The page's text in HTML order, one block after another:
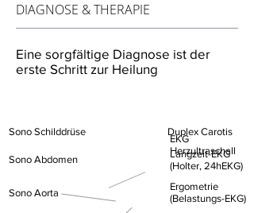
DIAGNOSE & THERAPIE
Eine sorgfältige Diagnose ist der
erste Schritt zur Heilung
Sono Schilddrüse
Sono Abdomen
Duplex Carotis
EKG
Herzultraschall
Langzeit-EKG
(Holter, 24hEKG)
Sono Aorta
Ergometrie
(Belastungs-EKG)